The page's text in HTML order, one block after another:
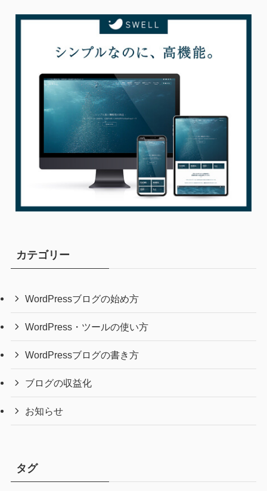
カテゴリー
WordPressブログの始め方
WordPress・ツールの使い方
WordPressブログの書き方
ブログの収益化
お知らせ
タグ